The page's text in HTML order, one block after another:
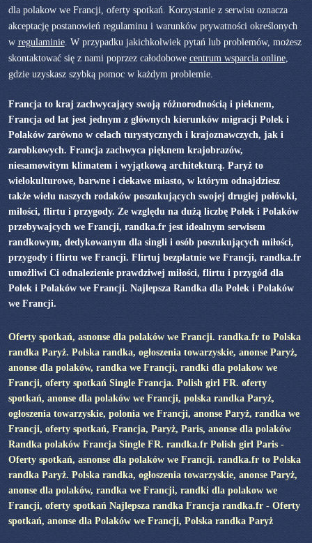
dla polakow we Francji, oferty spotkań. Korzystanie z serwisu oznacza
akceptację postanowień regulaminu i warunków prywatności określonych
w regulaminie. W przypadku jakichkolwiek pytań lub problemów, możesz
skontaktować się z nami poprzez całodobowe centrum wsparcia online,
gdzie uzyskasz szybką pomoc w każdym problemie.
Francja to kraj zachwycający swoją różnorodnością i pieknem,
Francja od lat jest jednym z głównych kierunków migracji Polek i
Polaków zarówno w celach turystycznych i krajoznawczych, jak i
zarobkowych. Francja zachwyca pięknem krajobrazów,
niesamowitym klimatem i wyjątkową architekturą. Paryż to
wielokulturowe, barwne i ciekawe miasto, w którym odnajdziesz
także wielu naszych rodaków poszukujących swojej drugiej połówki,
miłości, flirtu i przygody. Ze względu na dużą liczbę Polek i Polaków
przebywajcych we Francji, randka.fr jest idealnym serwisem
randkowym, dedykowanym dla singli i osób poszukujących miłości,
przygody i flirtu we Francji. Flirtuj bezpłatnie we Francji, randka.fr
umożliwi Ci odnalezienie prawdziwej miłości, flirtu i przygód dla
Polek i Polaków we Francji. Najlepsza Randka dla Polek i Polaków
we Francji.
Oferty spotkań, asnonse dla polaków we Francji. randka.fr to Polska
randka Paryż. Polska randka, ogłoszenia towarzyskie, anonse Paryż,
anonse dla polaków, randka we Francji, randki dla polakow we
Francji, oferty spotkań Single Francja. Polish girl FR. oferty
spotkań, anonse dla polaków we Francji, polska randka Paryż,
ogłoszenia towarzyskie, polonia we Francji, anonse Paryż, randka we
Francji, oferty spotkań, Francja, Paryż, Paris, anonse dla polaków
Randka polaków Francja Single FR. randka.fr Polish girl Paris -
Oferty spotkań, asnonse dla polaków we Francji. randka.fr to Polska
randka Paryż. Polska randka, ogłoszenia towarzyskie, anonse Paryż,
anonse dla polaków, randka we Francji, randki dla polakow we
Francji, oferty spotkań Najlepsza randka Francja randka.fr - Oferty
spotkań, anonse dla Polaków we Francji, Polska randka Paryż